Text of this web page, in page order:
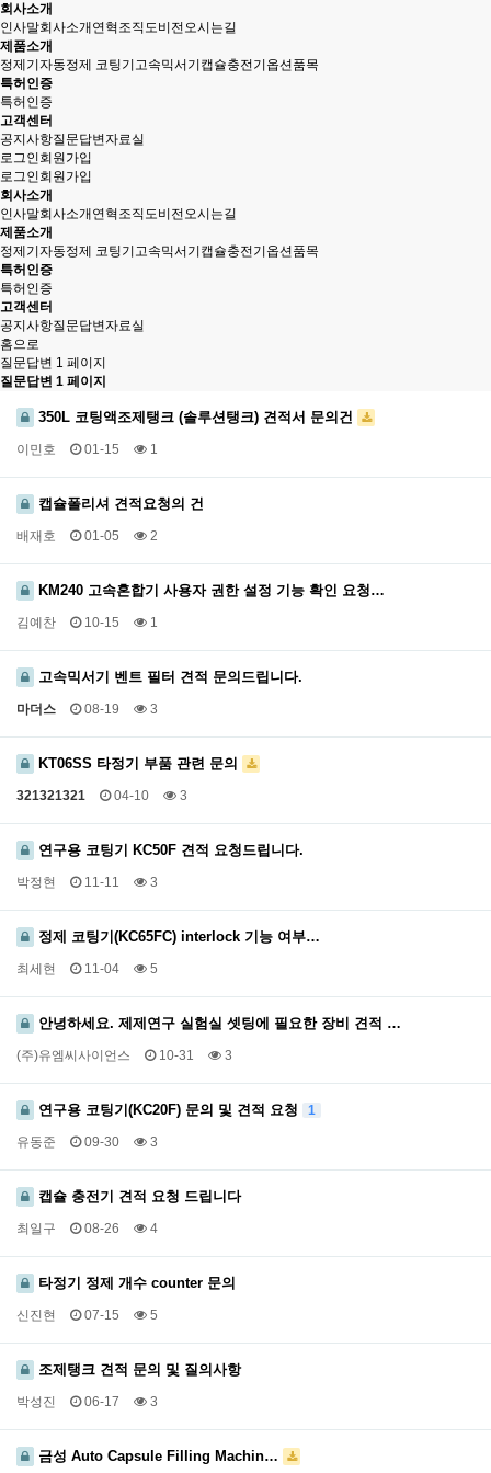
회사소개
인사말회사소개 연혁 조직도비전오시는길
제품소개
정제기 자동정제 코팅기 고속믹서기 캡슐충전기 옵션품목
특허인증
특허인증
고객센터
공지사항질문답변자료실
로그인회원가입
로그인회원가입
회사소개
인사말회사소개 연혁 조직도비전오시는길
제품소개
정제기 자동정제 코팅기 고속믹서기 캡슐충전기 옵션품목
특허인증
특허인증
고객센터
공지사항질문답변자료실
홈으로
질문답변 1 페이지
질문답변 1 페이지
350L 코팅액조제탱크 (솔루션탱크) 견적서 문의건
이민호 01-15 1
캡슐폴리셔 견적요청의 건
배재호 01-05 2
KM240 고속혼합기 사용자 권한 설정 기능 확인 요청…
김예찬 10-15 1
고속믹서기 벤트 필터 견적 문의드립니다.
마더스 08-19 3
KT06SS 타정기 부품 관련 문의
321321321 04-10 3
연구용 코팅기 KC50F 견적 요청드립니다.
박정현 11-11 3
정제 코팅기(KC65FC) interlock 기능 여부…
최세현 11-04 5
안녕하세요. 제제연구 실험실 셋팅에 필요한 장비 견적 …
(주)유엠씨사이언스 10-31 3
연구용 코팅기(KC20F) 문의 및 견적 요청 1
유동준 09-30 3
캡슐 충전기 견적 요청 드립니다
최일구 08-26 4
타정기 정제 개수 counter 문의
신진현 07-15 5
조제탱크 견적 문의 및 질의사항
박성진 06-17 3
금성 Auto Capsule Filling Machin…